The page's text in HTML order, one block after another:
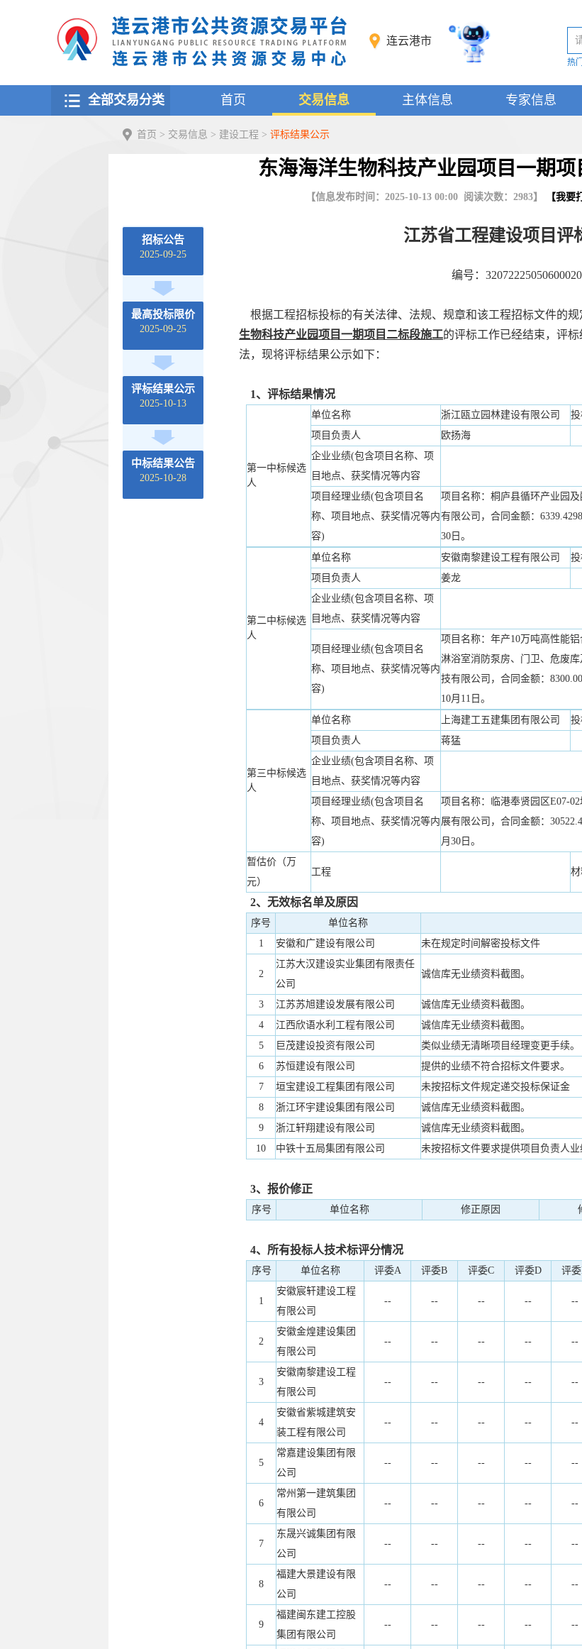
连云港市
热
全部交易分类 首页 交易信息 主体信息 专家信息
首页 > 交易信息 > 建设工程 > 评标结果公示
东海海洋生物科技产业园项目一期
【信息发布时间：2025-10-13 00:00 阅读次数： 2983】 【我要
招标公告
2025-09-25
最高投标限价
2025-09-25
评标结果公示
2025-10-13
中标结果公告
2025-10-28
江苏省工程建设项目评
编号：
根据工程招标投标的有关法律、法规、规章和该工程招标文件的规
生物科技产业园项目一期项目二标段施工的评标工作已经结束，评
法，现将评标结果公示如下：
1、评标结果情况
第一中标候选
人
单位名称 浙江瓯立园林建设有限公司 投
项目负责人
欧扬海
企业业绩(包含项目名称、项
目地点、获奖情况等内容
项目经理业绩(包含项目名
称、项目地点、获奖情况等内
容)
项目名称：桐庐县循环产业园
有限公司，合同金额：
30日。
第二中标候选
人
单位名称 安徽南黎建设工程有限公司 投
项目负责人
姜龙
企业业绩(包含项目名称、项
目地点、获奖情况等内容
项目经理业绩(包含项目名
称、项目地点、获奖情况等内
容)
项目名称：年产10万吨高性能
淋浴室消防泵房、门卫、危废
技有限公司，合同金额：
10月11日。
第三中标候选
人
单位名称 上海建工五建集团有限公司 投
项目负责人
蒋猛
企业业绩(包含项目名称、项
目地点、获奖情况等内容
项目经理业绩(包含项目名
称、项目地点、获奖情况等内
容)
项目名称：临港奉贤园区E07-
展有限公司，合同金额：
月30日。
暂估价（万
元）
工程
2、无效标名单及原因
序号 单位名称
1
安徽和广建设有限公司 未在规定时间解密投标文件
2
江苏大汉建设实业集团有限责任
公司
诚信库无业绩资料截图。
3 江苏苏旭建设发展有限公司
诚信库无业绩资料截图。
4
江西欣语水利工程有限公司
诚信库无业绩资料截图。
5
巨茂建设投资有限公司
类似业绩无清晰项目经理变更手续。
6
苏恒建设有限公司
提供的业绩不符合招标文件要求。
7
垣宝建设工程集团有限公司
未按招标文件规定递交投标保证金
8
浙江环宇建设集团有限公司
诚信库无业绩资料截图。
9
浙江轩翔建设有限公司
诚信库无业绩资料截图。
10
中铁十五局集团有限公司 未按招标文件要求提供项目负责人业
3、报价修正
序号 单位名称 修正原因
4、所有投标人技术标评分情况
序号 单位名称 评委A 评委B 评委C 评委D 评
1
安徽宸轩建设工程
有限公司
-- -- -- -- --
2
安徽金煌建设集团
有限公司
-- -- -- -- --
3
安徽南黎建设工程
有限公司
-- -- -- -- --
4
安徽省紫城建筑安
装工程有限公司
-- -- -- -- --
5
常嘉建设集团有限
公司
-- -- -- -- --
6
常州第一建筑集团
有限公司
-- -- -- -- --
7
东晟兴诚集团有限
公司
-- -- -- -- --
8
福建大景建设有限
公司
-- -- -- -- --
9
福建闽东建工控股
集团有限公司
-- -- -- -- --